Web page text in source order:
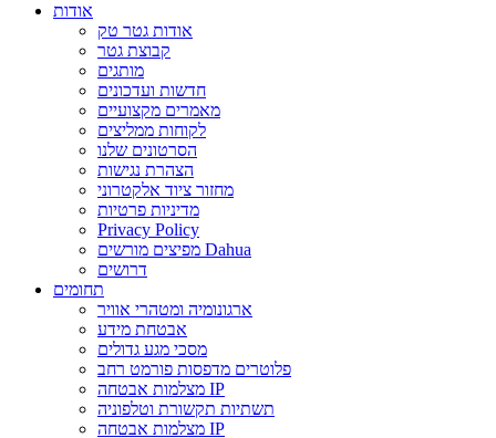
אודות
אודות גטר טק
קבוצת גטר
מותגים
חדשות ועדכונים
מאמרים מקצועיים
לקוחות ממליצים
הסרטונים שלנו
הצהרת נגישות
מחזור ציוד אלקטרוני
מדיניות פרטיות
Privacy Policy
מפיצים מורשים Dahua
דרושים
תחומים
ארגונומיה ומטהרי אוויר
אבטחת מידע
מסכי מגע גדולים
פלוטרים מדפסות פורמט רחב
מצלמות אבטחה IP
תשתיות תקשורת וטלפוניה
מצלמות אבטחה IP